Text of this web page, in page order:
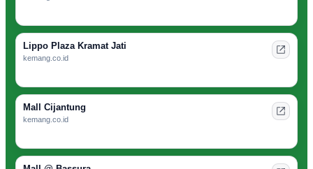
Lippo Plaza Kramat Jati
kemang.co.id
Mall Cijantung
kemang.co.id